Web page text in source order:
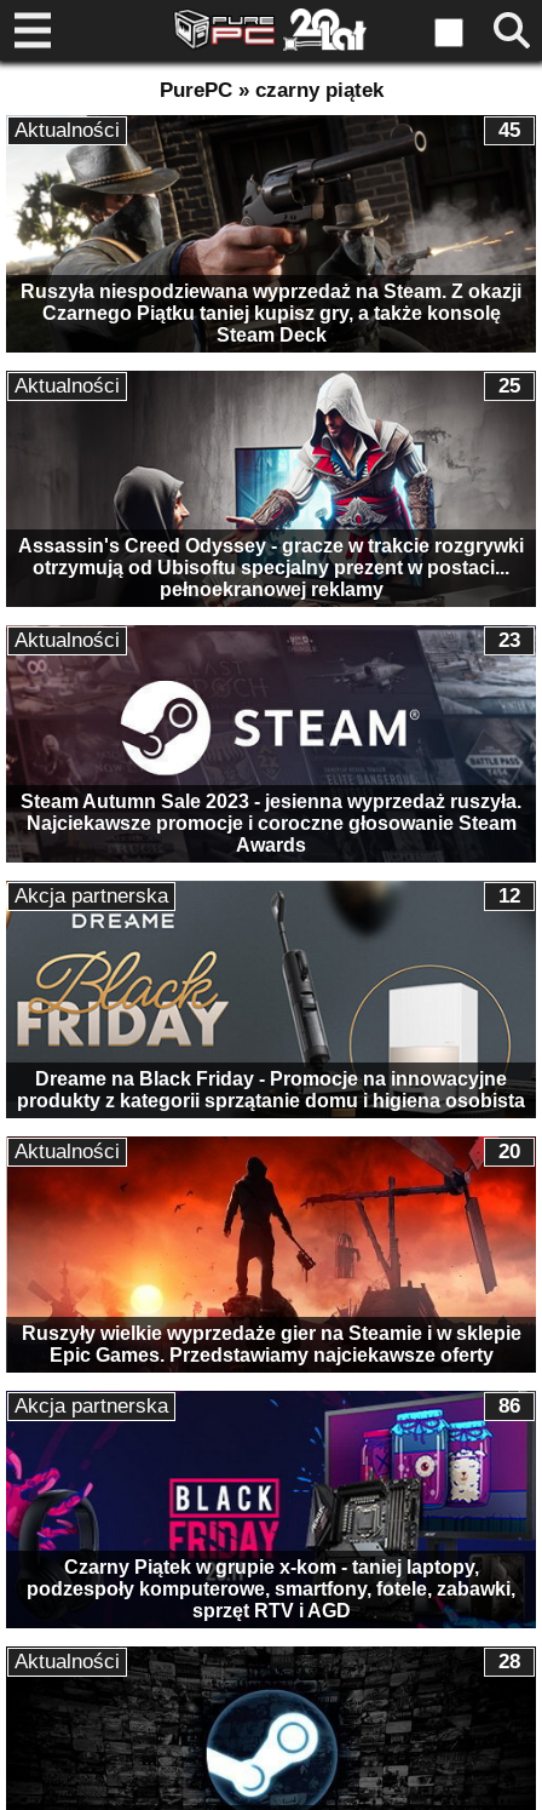
PurePC » czarny piątek
Ruszyła niespodziewana wyprzedaż na Steam. Z okazji
Czarnego Piątku taniej kupisz gry, a także konsolę
Steam Deck
45
Aktualności
Assassin's Creed Odyssey - gracze w trakcie rozgrywki
otrzymują od Ubisoftu specjalny prezent w postaci...
pełnoekranowej reklamy
25
Aktualności
Steam Autumn Sale 2023 - jesienna wyprzedaż ruszyła.
Najciekawsze promocje i coroczne głosowanie Steam
Awards
23
Aktualności
Dreame na Black Friday - Promocje na innowacyjne
produkty z kategorii sprzątanie domu i higiena osobista
12
Akcja partnerska
Ruszyły wielkie wyprzedaże gier na Steamie i w sklepie
Epic Games. Przedstawiamy najciekawsze oferty
20
Aktualności
Czarny Piątek w grupie x-kom - taniej laptopy,
podzespoły komputerowe, smartfony, fotele, zabawki,
sprzęt RTV i AGD
86
Akcja partnerska
28
Aktualności